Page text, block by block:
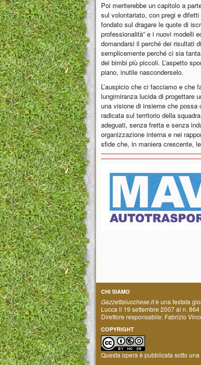
Poi meriterebbe un capitolo a
sul volontariato, con pregi e
fondato sul dragare le quote di
professionalità” e i nuovi modelli
domandarsi il perché dei risultati
semplicemente perché ci sia
dei bimbi più piccoli. L’aspetto
piano, inutile nasconderselo.
L’auspicio che ci facciamo e che
lungimiranza lucida di progettare
una visione di insieme che
radicata sul territorio della
adeguati, senza fretta e senza
organizzazione interna e nei
sfide che, in maniera crescente,
CHI SIAMO
Gazzettalucchese.itè una testata
Lucca il 19 settembre 2007 al n.
Direttore responsabile: Fabrizio
COPYRIGHT
Questa opera è pubblicata sotto una